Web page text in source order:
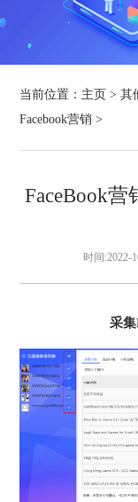
当前位置： 主页 >其
Facebook营销 >
FaceBook
时间:2022-
采